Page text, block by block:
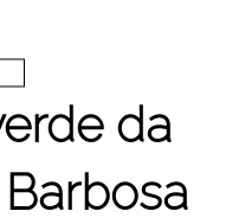
da